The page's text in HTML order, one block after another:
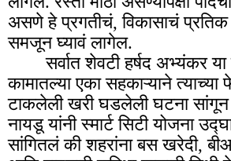
असणे हे प्रगतीचं, विकासाचं प्रतिक
समजून घ्यावं लागेल.
सर्वात शेवटी हर्षद अभ्यंकर या
कामातल्या एका सहकाऱ्याने
टाकलेली खरी घडलेली घटना सांगून
नायडू यांनी स्मार्ट सिटी योजना
सांगितलं की शहरांना बस खरेदी,